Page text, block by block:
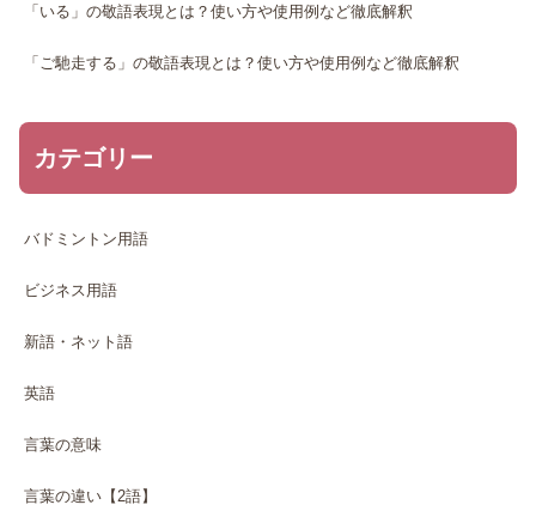
「いる」の敬語表現とは？使い方や使用例など徹底解釈
「ご馳走する」の敬語表現とは？使い方や使用例など徹底解釈
カテゴリー
バドミントン用語
ビジネス用語
新語・ネット語
英語
言葉の意味
言葉の違い【2語】